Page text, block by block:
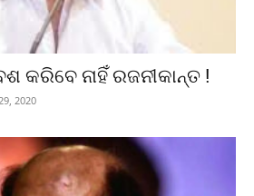
କରିବେ ନାହିଁ ରଜନୀକାନ୍ତ !
2020